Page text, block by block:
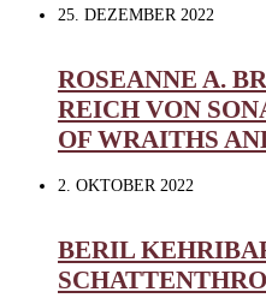
25. DEZEMBER 2022
ROSEANNE A.
REICH VON
OF WRAITHS
2. OKTOBER 2022
BERIL